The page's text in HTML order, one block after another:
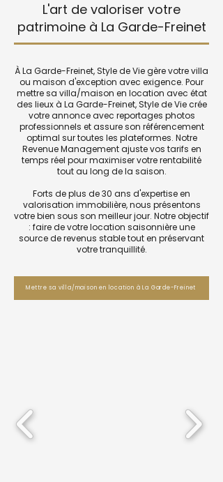
L'art de valoriser votre
patrimoine à La Garde-Freinet
À La Garde-Freinet, Style de Vie gère votre villa
ou maison d'exception avec exigence. Pour
mettre sa villa/maison en location avec état
des lieux à La Garde-Freinet, Style de Vie crée
votre annonce avec reportages photos
professionnels et assure son référencement
optimal sur toutes les plateformes. Notre
Revenue Management ajuste vos tarifs en
temps réel pour maximiser votre rentabilité
tout au long de la saison.
Forts de plus de 30 ans d'expertise en
valorisation immobilière, nous présentons
votre bien sous son meilleur jour. Notre objectif
: faire de votre location saisonnière une
source de revenus stable tout en préservant
votre tranquillité.
Mettre sa villa/maison en location à La Garde-Freinet